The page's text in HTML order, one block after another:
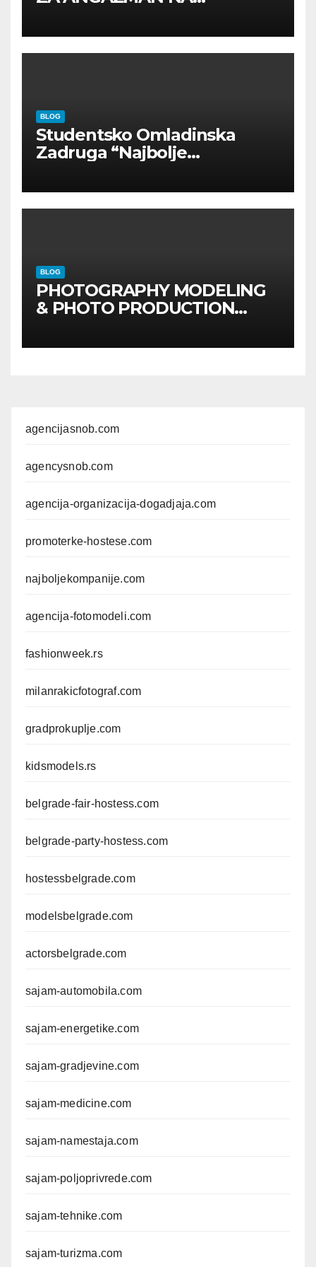
BLOG
Studentsko Omladinska
Zadruga “Najbolje
BLOG
PHOTOGRAPHY MODELING
& PHOTO PRODUCTION
kroz foto modele,
agencijasnob.com
agencysnob.com
agencija-organizacija-dogadjaja.com
promoterke-hostese.com
najboljekompanije.com
agencija-fotomodeli.com
fashionweek.rs
milanrakicfotograf.com
gradprokuplje.com
kidsmodels.rs
belgrade-fair-hostess.com
belgrade-party-hostess.com
hostessbelgrade.com
modelsbelgrade.com
actorsbelgrade.com
sajam-automobila.com
sajam-energetike.com
sajam-gradjevine.com
sajam-medicine.com
sajam-namestaja.com
sajam-poljoprivrede.com
sajam-tehnike.com
sajam-turizma.com